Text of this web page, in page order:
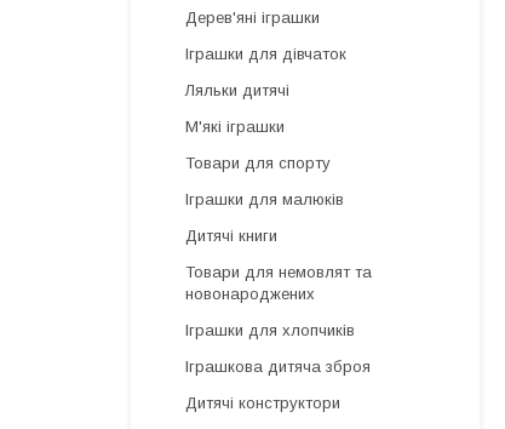
Дерев'яні іграшки
Іграшки для дівчаток
Ляльки дитячі
М'які іграшки
Товари для спорту
Іграшки для малюків
Дитячі книги
Товари для немовлят та
новонароджених
Іграшки для хлопчиків
Іграшкова дитяча зброя
Дитячі конструктори